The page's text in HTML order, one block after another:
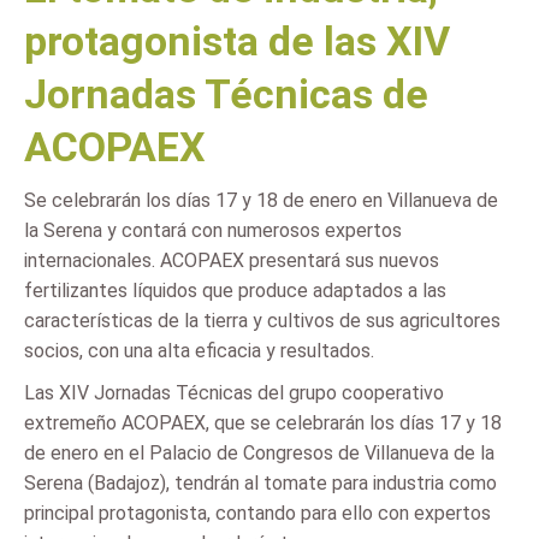
protagonista de las XIV
Jornadas Técnicas de
ACOPAEX
Se celebrarán los días 17 y 18 de enero en Villanueva de
la Serena y contará con numerosos expertos
internacionales. ACOPAEX presentará sus nuevos
fertilizantes líquidos que produce adaptados a las
características de la tierra y cultivos de sus agricultores
socios, con una alta eficacia y resultados.
Las XIV Jornadas Técnicas del grupo cooperativo
extremeño ACOPAEX, que se celebrarán los días 17 y 18
de enero en el Palacio de Congresos de Villanueva de la
Serena (Badajoz), tendrán al tomate para industria como
principal protagonista, contando para ello con expertos